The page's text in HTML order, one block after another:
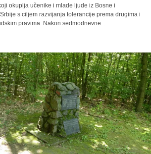
okuplja učenike i mlade ljude iz Bosne i
s ciljem razvijanja tolerancije prema drugima i
pravima. Nakon sedmodnevne...